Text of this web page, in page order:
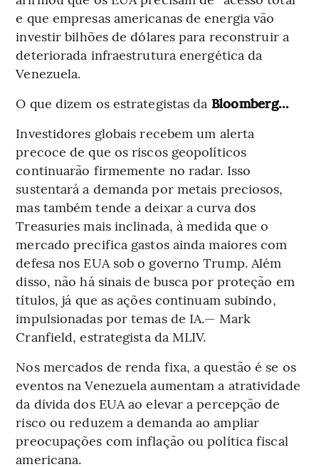
e que empresas americanas de energia vão
investir bilhões de dólares para reconstruir a
deteriorada infraestrutura energética da
Venezuela.
O que dizem os estrategistas da Bloomberg…
Investidores globais recebem um alerta
precoce de que os riscos geopolíticos
continuarão firmemente no radar. Isso
sustentará a demanda por metais preciosos,
mas também tende a deixar a curva dos
Treasuries mais inclinada, à medida que o
mercado precifica gastos ainda maiores com
defesa nos EUA sob o governo Trump. Além
disso, não há sinais de busca por proteção em
títulos, já que as ações continuam subindo,
impulsionadas por temas de IA.— Mark
Cranfield, estrategista da MLIV.
Nos mercados de renda fixa, a questão é se os
eventos na Venezuela aumentam a atratividade
da dívida dos EUA ao elevar a percepção de
risco ou reduzem a demanda ao ampliar
preocupações com inflação ou política fiscal
americana.